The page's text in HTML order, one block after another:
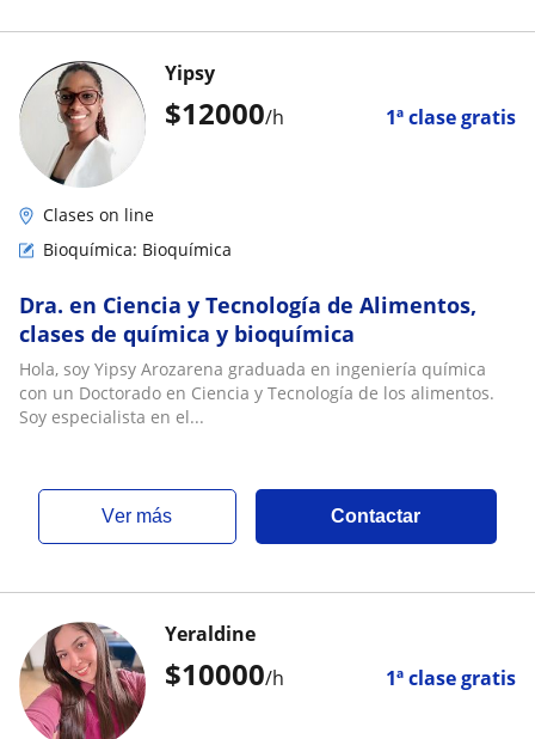
$12000/h 1ª clase gratis
Yipsy
Clases on line
Bioquímica: Bioquímica
Dra. en Ciencia y Tecnología de Alimentos,
clases de química y bioquímica
Hola, soy Yipsy Arozarena graduada en ingeniería química
con un Doctorado en Ciencia y Tecnología de los alimentos.
Soy especialista en el...
ver más Contactar
$10000/h 1ª clase gratis
Yeraldine